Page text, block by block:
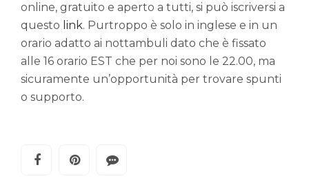
online, gratuito e aperto a tutti, si può iscriversi a
questo link. Purtroppo è solo in inglese e in un
orario adatto ai nottambuli dato che è fissato
alle 16 orario EST che per noi sono le 22.00, ma
sicuramente un’opportunità per trovare spunti
o supporto.